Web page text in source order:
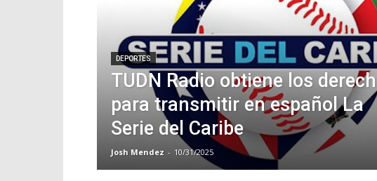
DEPORTES
TUDN Radio obtiene los
para transmitir en español La
Serie del Caribe
Josh Mendez - 10/31/2025